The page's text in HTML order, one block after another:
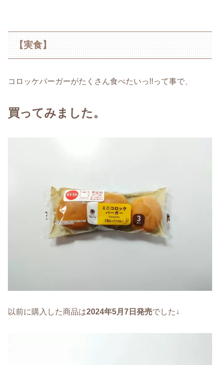
【実食】
コロッケバーガーがたくさん食べたいっ!!って事で、
買ってみました。
以前に購入した商品は2024年5月7日発売でした↓